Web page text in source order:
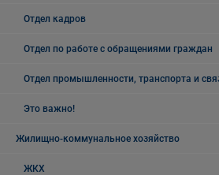
Отдел кадров
Отдел по работе с обращениями граждан
Отдел промышленности, транспорта и
Это важно!
Жилищно-коммунальное хозяйство
ЖКХ